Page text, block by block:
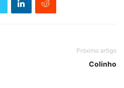
Próximo artigo
Colinho